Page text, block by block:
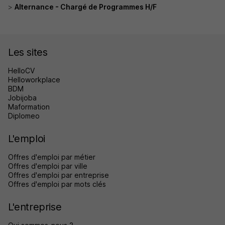
Alternance - Chargé de Programmes H/F
Les sites
HelloCV
Helloworkplace
BDM
Jobijoba
Maformation
Diplomeo
L'emploi
Offres d'emploi par métier
Offres d'emploi par ville
Offres d'emploi par entreprise
Offres d'emploi par mots clés
L'entreprise